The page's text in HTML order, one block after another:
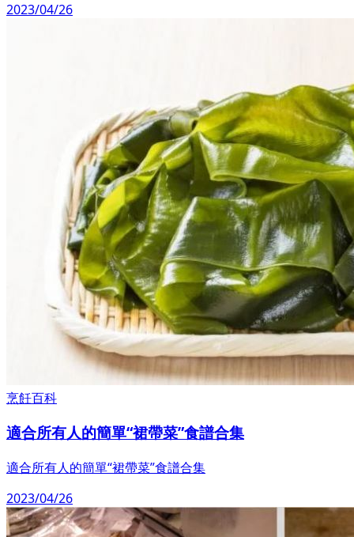
2023/04/26
烹飪百科
適合所有人的簡單“裙帶菜”食譜合集
適合所有人的簡單“裙帶菜”食譜合集
2023/04/26